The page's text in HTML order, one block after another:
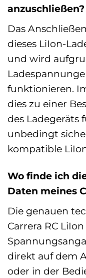
anzuschließen?
Das
dieses LiIon-
und wird
funktionieren.
dies zu einer
des Ladegeräts
unbedingt
kompatible
Wo finde ich
Daten meines
Die genauen
Carrera RC
direkt auf dem
oder in der